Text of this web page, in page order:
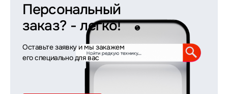
Персональный
заказ? - легко!
Оставьте заявку и мы закажем
его специально для вас